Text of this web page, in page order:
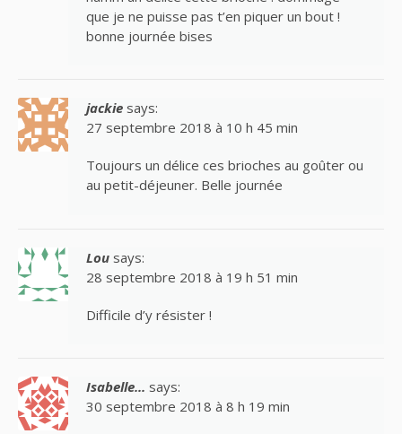
que je ne puisse pas t’en piquer un bout !
bonne journée bises
jackie says:
27 septembre 2018 à 10 h 45 min
Toujours un délice ces brioches au goûter ou
au petit-déjeuner. Belle journée
Lou says:
28 septembre 2018 à 19 h 51 min
Difficile d’y résister !
Isabelle... says:
30 septembre 2018 à 8 h 19 min